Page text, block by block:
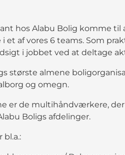
hos Alabu Bolig komme til
et af vores 6 teams. Som
i jobbet ved at deltage
største almene
og omegn.
er de multihåndværkere, der
Boligs afdelinger.
bl.a.: